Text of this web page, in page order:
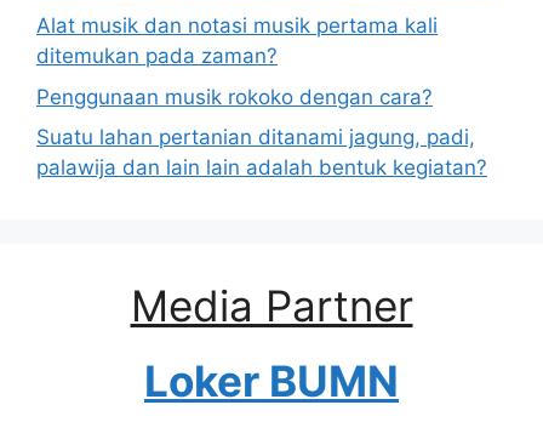
Alat musik dan notasi musik pertama kali
ditemukan pada zaman?
Penggunaan musik rokoko dengan cara?
Suatu lahan pertanian ditanami jagung, padi,
palawija dan lain lain adalah bentuk kegiatan?
Media Partner
Loker BUMN